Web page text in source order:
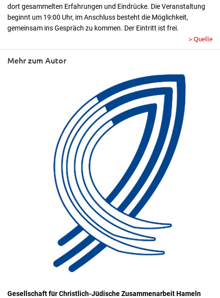
dort gesammelten Erfahrungen und Eindrücke. Die Veranstaltung
beginnt um 19:00 Uhr, im Anschluss besteht die Möglichkeit,
gemeinsam ins Gespräch zu kommen. Der Eintritt ist frei.
> Quelle
Mehr zum Autor
Gesellschaft für Christlich-Jüdische Zusammenarbeit Hameln